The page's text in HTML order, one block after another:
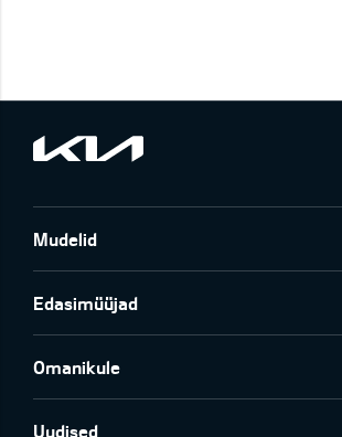
Mudelid
Edasimüüjad
Omanikule
Uudised